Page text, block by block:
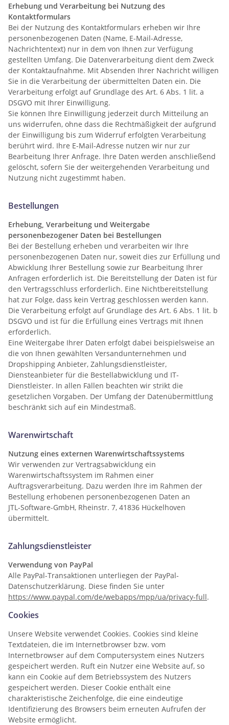
Erhebung und Verarbeitung bei Nutzung des
Kontaktformulars
Bei der Nutzung des Kontaktformulars erheben wir Ihre
personenbezogenen Daten (Name, E-Mail-Adresse,
Nachrichtentext) nur in dem von Ihnen zur Verfügung
gestellten Umfang. Die Datenverarbeitung dient dem Zweck
der Kontaktaufnahme. Mit Absenden Ihrer Nachricht willigen
Sie in die Verarbeitung der übermittelten Daten ein. Die
Verarbeitung erfolgt auf Grundlage des Art. 6 Abs. 1 lit. a
DSGVO mit Ihrer Einwilligung.
Sie können Ihre Einwilligung jederzeit durch Mitteilung an
uns widerrufen, ohne dass die Rechtmäßigkeit der aufgrund
der Einwilligung bis zum Widerruf erfolgten Verarbeitung
berührt wird. Ihre E-Mail-Adresse nutzen wir nur zur
Bearbeitung Ihrer Anfrage. Ihre Daten werden anschließend
gelöscht, sofern Sie der weitergehenden Verarbeitung und
Nutzung nicht zugestimmt haben.
Bestellungen
Erhebung, Verarbeitung und Weitergabe
personenbezogener Daten bei Bestellungen
Bei der Bestellung erheben und verarbeiten wir Ihre
personenbezogenen Daten nur, soweit dies zur Erfüllung und
Abwicklung Ihrer Bestellung sowie zur Bearbeitung Ihrer
Anfragen erforderlich ist. Die Bereitstellung der Daten ist für
den Vertragsschluss erforderlich. Eine Nichtbereitstellung
hat zur Folge, dass kein Vertrag geschlossen werden kann.
Die Verarbeitung erfolgt auf Grundlage des Art. 6 Abs. 1 lit. b
DSGVO und ist für die Erfüllung eines Vertrags mit Ihnen
erforderlich.
Eine Weitergabe Ihrer Daten erfolgt dabei beispielsweise an
die von Ihnen gewählten Versandunternehmen und
Dropshipping Anbieter, Zahlungsdienstleister,
Diensteanbieter für die Bestellabwicklung und IT-
Dienstleister. In allen Fällen beachten wir strikt die
gesetzlichen Vorgaben. Der Umfang der Datenübermittlung
beschränkt sich auf ein Mindestmaß.
Warenwirtschaft
Nutzung eines externen Warenwirtschaftssystems
Wir verwenden zur Vertragsabwicklung ein
Warenwirtschaftssystem im Rahmen einer
Auftragsverarbeitung. Dazu werden Ihre im Rahmen der
Bestellung erhobenen personenbezogenen Daten an
JTL-Software-GmbH, Rheinstr. 7, 41836 Hückelhoven
übermittelt.
Zahlungsdienstleister
Verwendung von PayPal
Alle PayPal-Transaktionen unterliegen der PayPal-
Datenschutzerklärung. Diese finden Sie unter
https://www.paypal.com/de/webapps/mpp/ua/privacy-full.
Cookies
Unsere Website verwendet Cookies. Cookies sind kleine
Textdateien, die im Internetbrowser bzw. vom
Internetbrowser auf dem Computersystem eines Nutzers
gespeichert werden. Ruft ein Nutzer eine Website auf, so
kann ein Cookie auf dem Betriebssystem des Nutzers
gespeichert werden. Dieser Cookie enthält eine
charakteristische Zeichenfolge, die eine eindeutige
Identifizierung des Browsers beim erneuten Aufrufen der
Website ermöglicht.